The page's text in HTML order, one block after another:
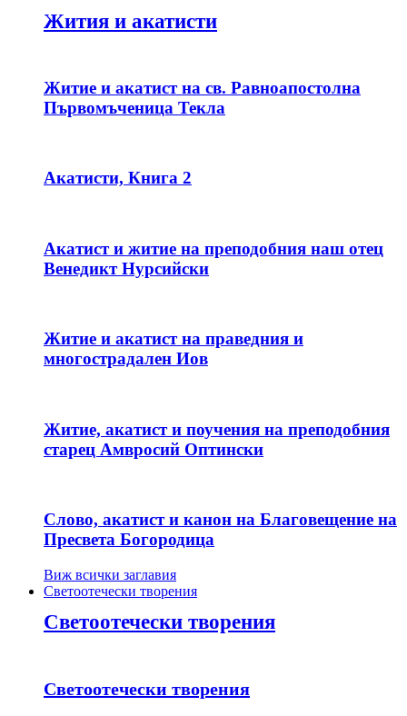
Жития и акатисти
Житие и акатист на св. Равноапостолна
Първомъченица Текла
Акатисти, Книга 2
Акатист и житие на преподобния наш отец
Венедикт Нурсийски
Житие и акатист на праведния и
многострадален Иов
Житие, акатист и поучения на преподобния
старец Амвросий Оптински
Слово, акатист и канон на Благовещение на
Пресвета Богородица
Виж всички заглавия
Светоотечески творения
Светоотечески творения
Светоотечески творения